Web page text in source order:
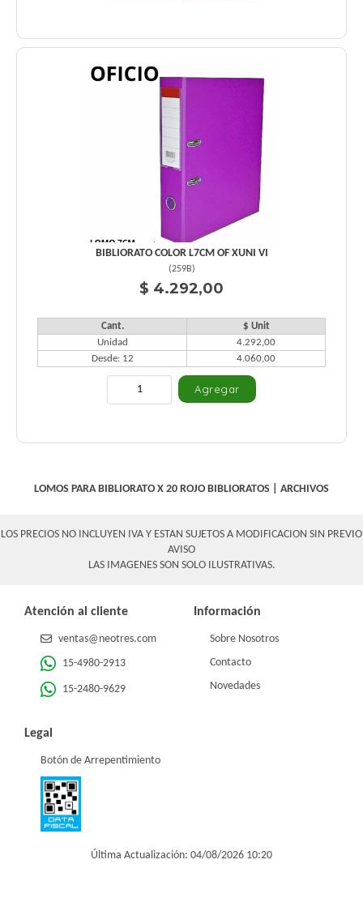
BIBLIORATO COLOR L7CM OF XUNI VI
(259B)
$ 4.292,00
Cant.
$ Unit
Unidad
4.292,00
Desde: 12
4.060,00
LOMOS PARA BIBLIORATO X 20 ROJO BIBLIORATOS ARCHIVOS
LOS PRECIOS NO INCLUYEN IVA Y ESTAN SUJETOS A MODIFICACION SIN PREVIO
AVISO
LAS IMAGENES SON SOLO ILUSTRATIVAS.
Atención al cliente
ventas@neotres.com
15-4980-2913
15-2480-9629
Información
Sobre Nosotros
Contacto
Novedades
Legal
Botón de Arrepentimiento
Última Actualización: 04/08/2026 10:20